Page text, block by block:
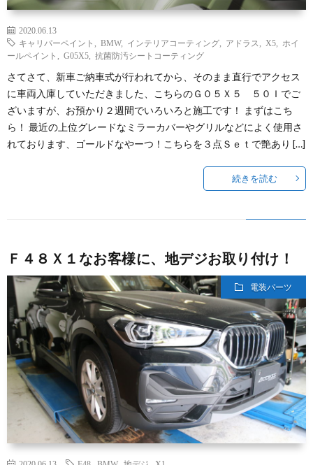
2020.06.13
キャリパーペイント
BMW, インテリアコーティング アドラス X5
ホイ
ールペイント
G05X5 抗菌防汚シートコーティング
さてさて、新車ご納車式が行われてから、そのまま直行でアクセス
に車両入庫していただきました、こちらのＧ０５Ｘ５ ５０Ｉでご
ざいますが、お預かり２週間でいろいろと施工です！ まずはこち
ら！ 最近の上位グレードなミラーカバーやグリルなどによく使用さ
れております、ゴールドなやーつ！こちらを３点Ｓｅｔで艶あり […]
続きを読む
Ｆ４８Ｘ１なお客様に、地デジお取り付け！
電装パーツ